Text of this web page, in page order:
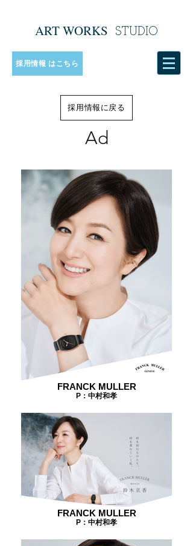
ART WORKS STUDIO
採用情報 はこちら
採用情報に戻る
Ad
FRANCK MULLER
P：中村和孝
FRANCK MULLER
P：中村和孝